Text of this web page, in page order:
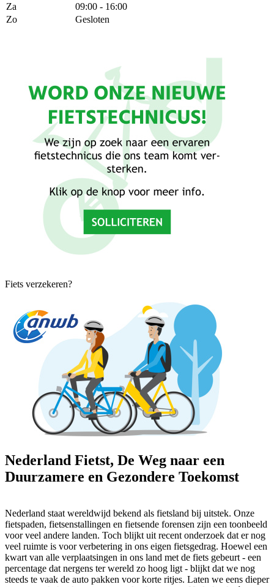
Za
09:00 - 16:00
Zo
Gesloten
Fiets verzekeren?
Nederland Fietst, De Weg naar een
Duurzamere en Gezondere Toekomst
Nederland staat wereldwijd bekend als fietsland bij uitstek. Onze
fietspaden, fietsenstallingen en fietsende forensen zijn een toonbeeld
voor veel andere landen. Toch blijkt uit recent onderzoek dat er nog
veel ruimte is voor verbetering in ons eigen fietsgedrag. Hoewel een
kwart van alle verplaatsingen in ons land met de fiets gebeurt - een
percentage dat nergens ter wereld zo hoog ligt - blijkt dat we nog
steeds te vaak de auto pakken voor korte ritjes. Laten we eens dieper